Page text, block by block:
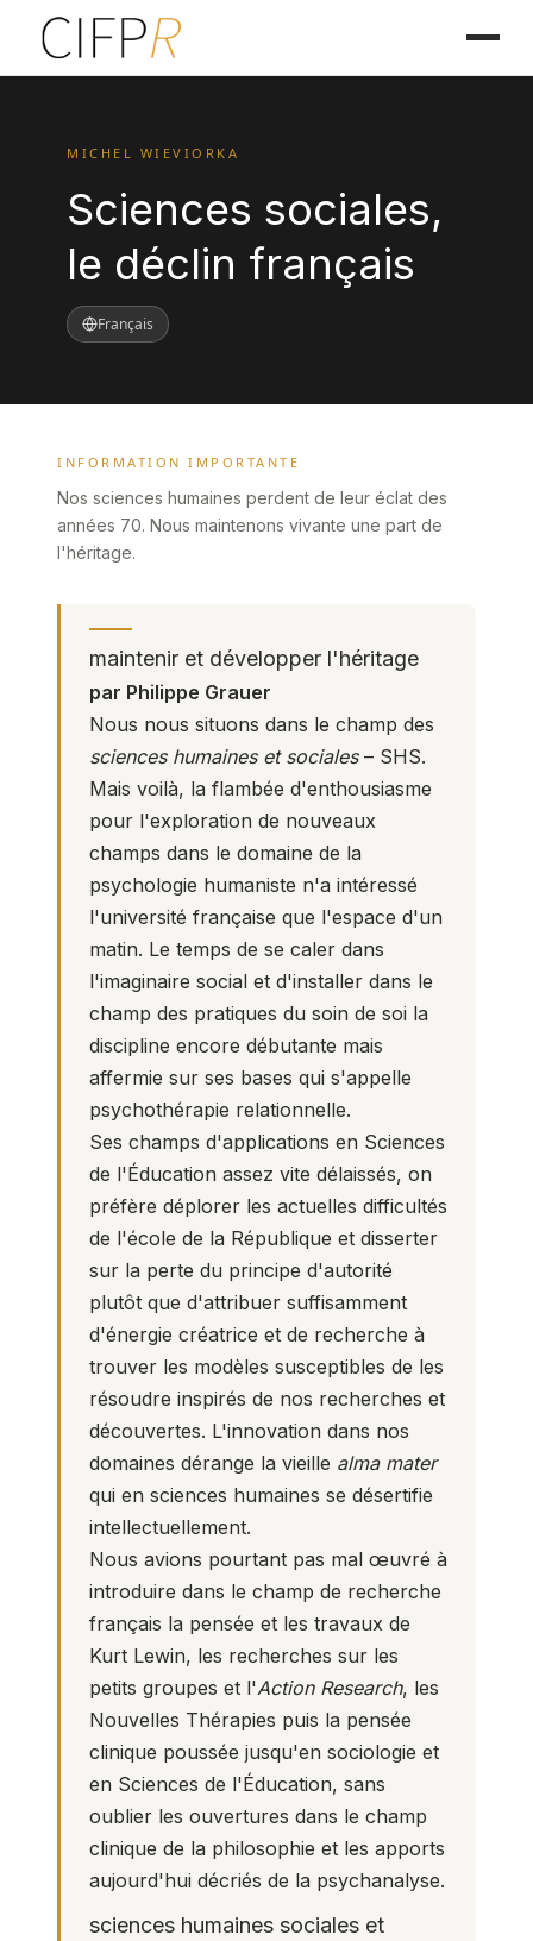
MICHEL WIEVIORKA
Sciences sociales,
le déclin français
Français
INFORMATION IMPORTANTE
Nos sciences humaines perdent de leur éclat des
années 70. Nous maintenons vivante une part de
l'héritage.
maintenir et développer l'héritage
par Philippe Grauer
Nous nous situons dans le champ des
sciences humaines et sociales– SHS.
Mais voilà, la flambée d'enthousiasme
pour l'exploration de nouveaux
champs dans le domaine de la
psychologie humaniste n'a intéressé
l'université française que l'espace d'un
matin. Le temps de se caler dans
l'imaginaire social et d'installer dans le
champ des pratiques du soin de soi la
discipline encore débutante mais
affermie sur ses bases qui s'appelle
psychothérapie relationnelle.
Ses champs d'applications en Sciences
de l'Éducation assez vite délaissés, on
préfère déplorer les actuelles difficultés
de l'école de la République et disserter
sur la perte du principe d'autorité
plutôt que d'attribuer suffisamment
d'énergie créatrice et de recherche à
trouver les modèles susceptibles de les
résoudre inspirés de nos recherches et
découvertes. L'innovation dans nos
domaines dérange la vieille alma mater
qui en sciences humaines se désertifie
intellectuellement.
Nous avions pourtant pas mal œuvré à
introduire dans le champ de recherche
français la pensée et les travaux de
Kurt Lewin, les recherches sur les
petits groupes et l'Action Research, les
Nouvelles Thérapies puis la pensée
clinique poussée jusqu'en sociologie et
en Sciences de l'Éducation, sans
oublier les ouvertures dans le champ
clinique de la philosophie et les apports
aujourd'hui décriés de la psychanalyse.
sciences humaines sociales et